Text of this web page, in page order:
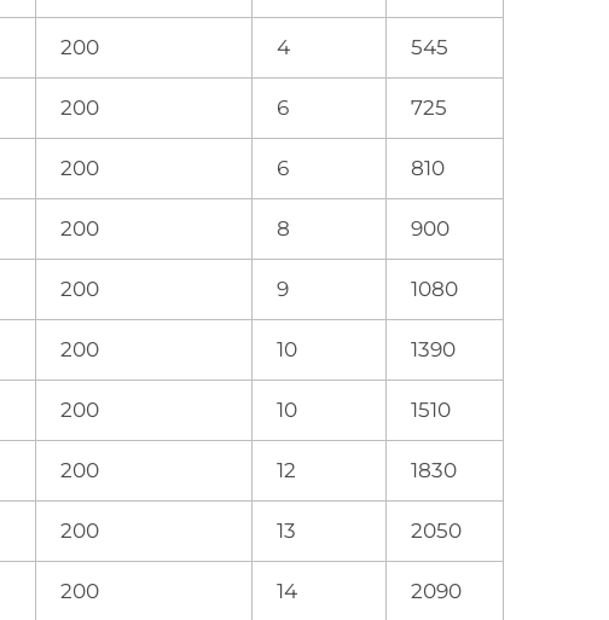
200 4 545
200 6 725
200 6 810
200 8 900
200 9 1080
200 10 1390
200 10 1510
200 12 1830
200 13 2050
200 14 2090